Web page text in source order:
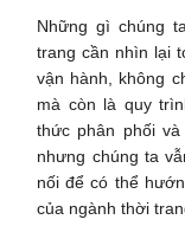
Những gì chúng
trang cần nhìn lại
vận hành, không
mà còn là quy
thức phân phối
nhưng chúng ta
nối để có thể
của ngành thời